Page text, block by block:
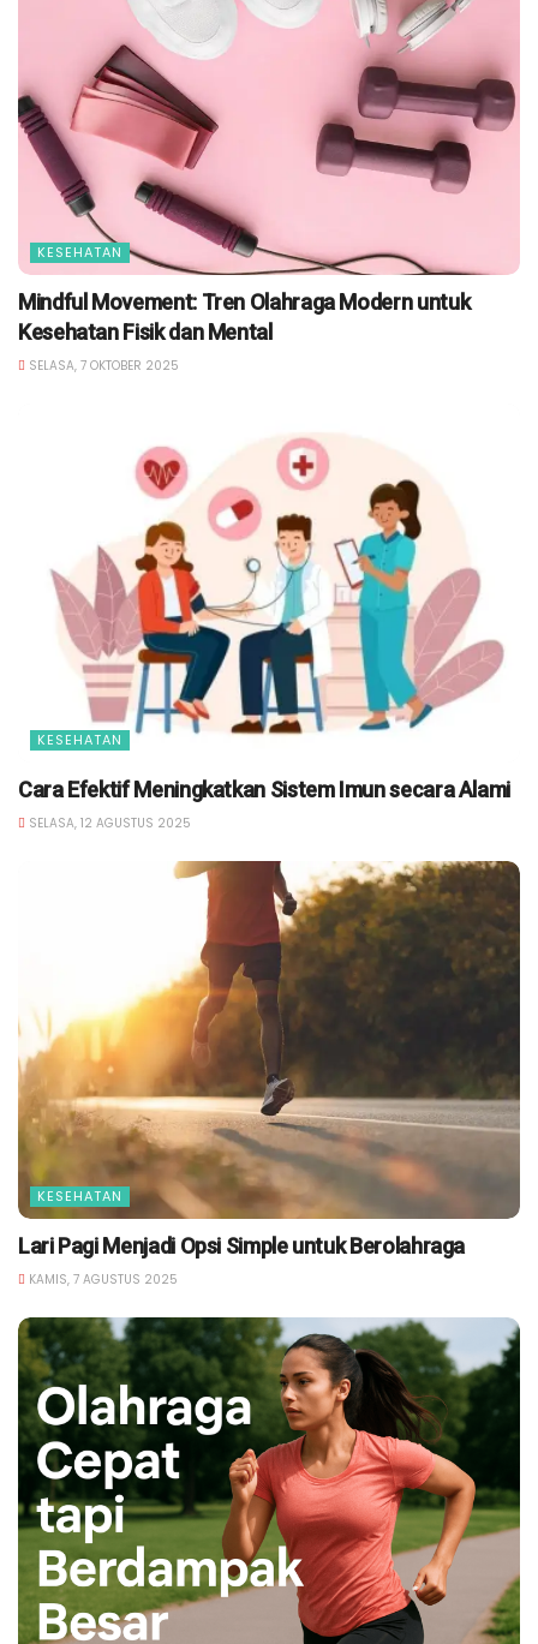
KESEHATAN
Mindful Movement: Tren Olahraga Modern untuk
Kesehatan Fisik dan Mental
SELASA, 7 OKTOBER 2025
KESEHATAN
Cara Efektif Meningkatkan Sistem Imun secara Alami
SELASA, 12 AGUSTUS 2025
KESEHATAN
Lari Pagi Menjadi Opsi Simple untuk Berolahraga
KAMIS, 7 AGUSTUS 2025